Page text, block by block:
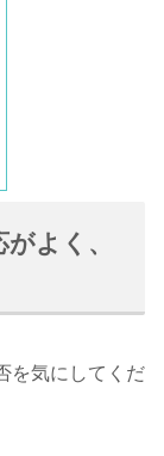
よく、
を気にしてくだ